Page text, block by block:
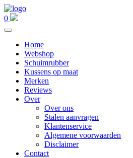
0
Home
Webshop
Schuimrubber
Kussens op maat
Merken
Reviews
Over
Over ons
Stalen aanvragen
Klantenservice
Algemene voorwaarden
Disclaimer
Contact